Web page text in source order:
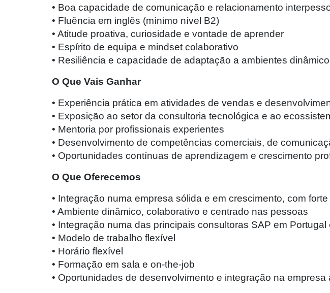
• Boa capacidade de comunicação e relacionamento
• Fluência em inglês (mínimo nível B2)
• Atitude proativa, curiosidade e vontade de aprender
• Espírito de equipa e mindset colaborativo
• Resiliência e capacidade de adaptação a ambientes
O Que Vais Ganhar
• Experiência prática em atividades de vendas e
• Exposição ao setor da consultoria tecnológica e ao
• Mentoria por profissionais experientes
• Desenvolvimento de competências comerciais, de
• Oportunidades contínuas de aprendizagem e crescimento
O Que Oferecemos
• Integração numa empresa sólida e em crescimento, com
• Ambiente dinâmico, colaborativo e centrado nas pessoas
• Integração numa das principais consultoras SAP em
• Modelo de trabalho flexível
• Horário flexível
• Formação em sala e on-the-job
• Oportunidades de desenvolvimento e integração na